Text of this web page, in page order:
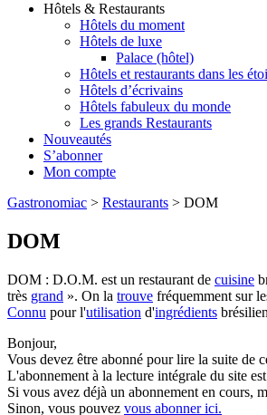
Hôtels & Restaurants
Hôtels du moment
Hôtels de luxe
Palace (hôtel)
Hôtels et restaurants dans les
Hôtels d’écrivains
Hôtels fabuleux du monde
Les grands Restaurants
Nouveautés
S’abonner
Mon compte
Gastronomiac > Restaurants > DOM
DOM
DOM : D.O.M. est un restaurant de cuisine
très grand ». On la trouve fréquemment sur
Connu pour l'utilisation d'ingrédients
Bonjour,
Vous devez être abonné pour lire la suite de
L'abonnement à la lecture intégrale du site
Si vous avez déjà un abonnement en cours,
Sinon, vous pouvez vous abonner ici.